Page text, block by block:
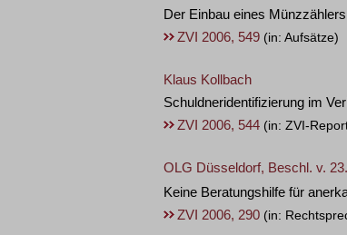
Der Einbau eines
ZVI 2006, 549 (in: Aufsätze)
Klaus Kollbach
Schuldneridentifizierung im
ZVI 2006, 544 (in: ZVI-
OLG Düsseldorf, Beschl. v.
Keine Beratungshilfe für
ZVI 2006, 290 (in: